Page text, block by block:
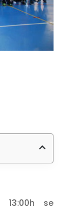
13:00h se